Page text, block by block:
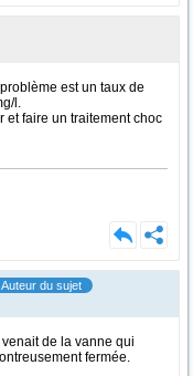
est un taux de
l.
et faire un traitement choc
Auteur du sujet
de la vanne qui
fermée.